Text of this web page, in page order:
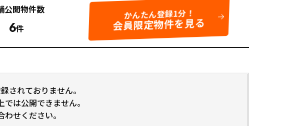
公開物件数
6件
かんたん登録1分！
会員限定物件を見る
されておりません。
は公開できません。
せください。